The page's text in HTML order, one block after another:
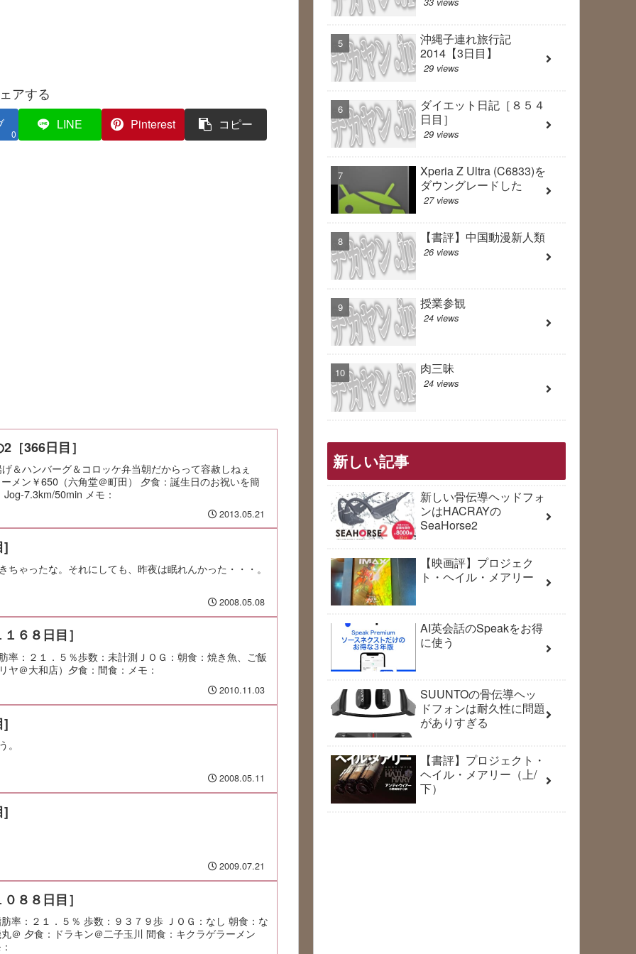
アする
0
LINE Pinterest コピー
［366日目］
＆ハンバーグ＆コロッケ弁当朝だからって容赦しねぇ
メン￥650（六角堂＠町田） 夕食：誕生日のお祝いを簡
7.3km/50min メモ：
2013.05.21
]
ちゃったな。それにしても、昨夜は眠れんかった・・・。
2008.05.08
６８日目］
率：２１．５％歩数：未計測ＪＯＧ：朝食：焼き魚、ご飯
ヤ＠大和店）夕食：間食：メモ：
2010.11.03
]
2008.05.11
]
2009.07.21
８８日目］
率：２１．５％ 歩数：９３７９歩 ＪＯＧ：なし 朝食：な
＠ 夕食：ドラキン＠二子玉川 間食：キクラゲラーメン
沖縄子連れ旅行記
2014【3日目】
29 views
ダイエット日記［８５４
日目］
29 views
Xperia Z Ultra (C6833)を
ダウングレードした
27 views
【書評】中国動漫新人類
26 views
授業参観
24 views
肉三昧
24 views
新しい記事
新しい骨伝導ヘッドフォ
ンはHACRAYの
SeaHorse2
【映画評】プロジェク
ト・ヘイル・メアリー
AI英会話のSpeakをお得
に使う
SUUNTOの骨伝導ヘッ
ドフォンは耐久性に問題
がありすぎる
【書評】プロジェクト・
ヘイル・メアリー（上/
下）